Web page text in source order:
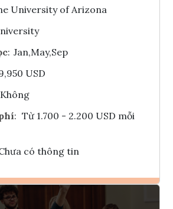
University of Arizona
: Jan,May,Sep
USD
Không
: Từ 1.700 - 2.200 USD mỗi
có thông tin
Ghi danh